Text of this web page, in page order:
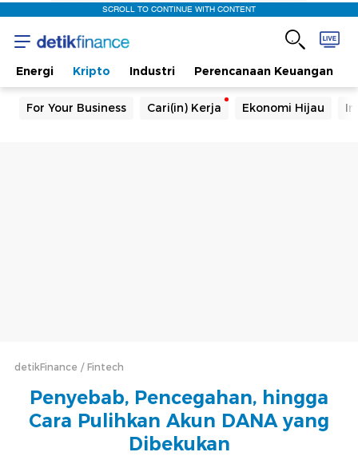
SCROLL TO CONTINUE WITH CONTENT
Energi Kripto Industri Perencanaan Keuangan
For Your Business Cari(in) Kerja Ekonomi Hijau
detikFinance Fintech
Penyebab, Pencegahan, hingga
Cara Pulihkan Akun DANA yang
Dibekukan